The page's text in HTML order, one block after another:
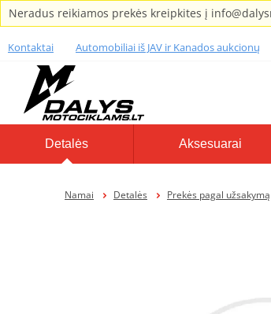
Neradus reikiamos prekės kreipkites į
Kontaktai Automobiliai iš JAV ir Kanados aukcionų
Detalės Aksesuarai
Namai Detalės Prekės pagal užsakymą